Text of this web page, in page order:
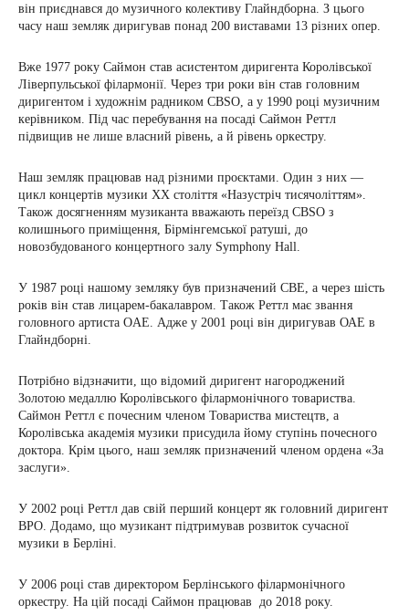
він приєднався до музичного колективу Глайндборна. З цього
часу наш земляк диригував понад 200 виставами 13 різних опер.
Вже 1977 року Саймон став асистентом диригента Королівської
Ліверпульської філармонії. Через три роки він став головним
диригентом і художнім радником CBSO, а у 1990 році музичним
керівником. Під час перебування на посаді Саймон Реттл
підвищив не лише власний рівень, а й рівень оркестру.
Наш земляк працював над різними проєктами. Один з них —
цикл концертів музики XX століття «Назустріч тисячоліттям».
Також досягненням музиканта вважають переїзд CBSO з
колишнього приміщення, Бірмінгемської ратуші, до
новозбудованого концертного залу Symphony Hall.
У 1987 році нашому земляку був призначений CBE, а через шість
років він став лицарем-бакалавром. Також Реттл має звання
головного артиста OAE. Адже у 2001 році він диригував ОАЕ в
Глайндборні.
Потрібно відзначити, що відомий диригент нагороджений
Золотою медаллю Королівського філармонічного товариства.
Саймон Реттл є почесним членом Товариства мистецтв, а
Королівська академія музики присудила йому ступінь почесного
доктора. Крім цього, наш земляк призначений членом ордена «За
заслуги».
У 2002 році Реттл дав свій перший концерт як головний диригент
BPO. Додамо, що музикант підтримував розвиток сучасної
музики в Берліні.
У 2006 році став директором Берлінського філармонічного
оркестру. На цій посаді Саймон працював до 2018 року.